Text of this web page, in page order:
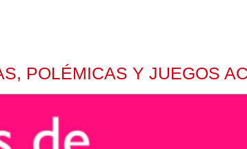
POLÉMICAS Y JUEGOS